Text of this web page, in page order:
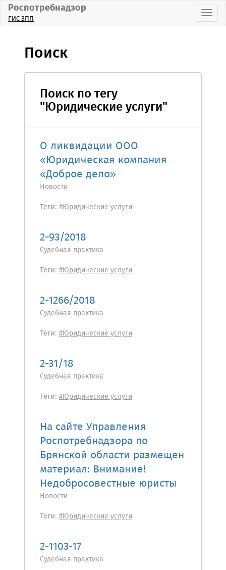
Роспотребнадзор
ГИС ЗПП
Поиск
Поиск по тегу
"Юридические услуги"
О ликвидации ООО
«Юридическая компания
«Доброе дело»
Новости
Теги: #Юридические услуги
2-93/2018
Судебная практика
Теги: #Юридические услуги
2-1266/2018
Судебная практика
Теги: #Юридические услуги
2-31/18
Судебная практика
Теги: #Юридические услуги
На сайте Управления
Роспотребнадзора по
Брянской области размещен
материал: Внимание!
Недобросовестные юристы
Новости
Теги: #Юридические услуги
2-1103-17
Судебная практика